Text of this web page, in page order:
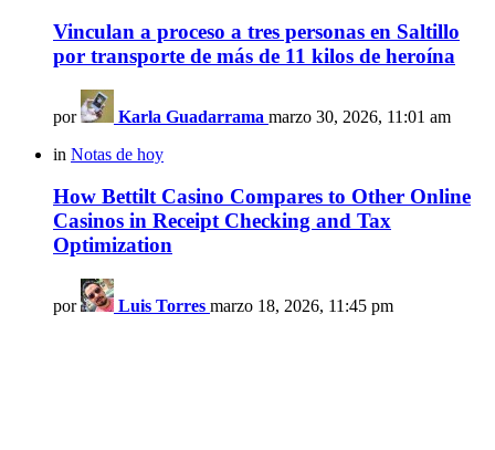
Vinculan a proceso a tres personas en Saltillo
por transporte de más de 11 kilos de heroína
por Karla Guadarrama marzo 30, 2026, 11:01 am
in Notas de hoy
How Bettilt Casino Compares to Other Online
Casinos in Receipt Checking and Tax
Optimization
por Luis Torres marzo 18, 2026, 11:45 pm